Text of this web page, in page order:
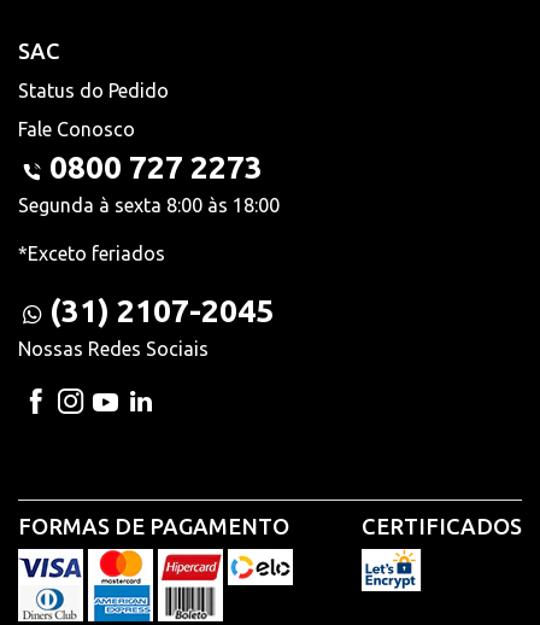
SAC
Status do Pedido
Fale Conosco
0800 727 2273
Segunda à sexta 8:00 às 18:00
*Exceto feriados
(31) 2107-2045
Nossas Redes Sociais
FORMAS DE PAGAMENTO CERTIFICADOS